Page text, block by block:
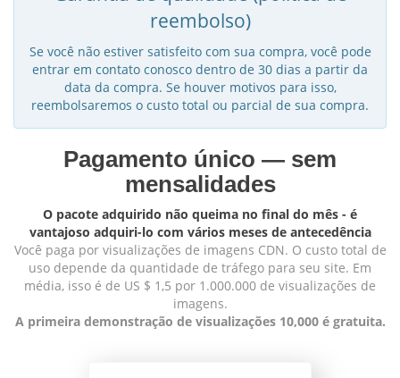
reembolso)
Se você não estiver satisfeito com sua compra, você pode
entrar em contato conosco dentro de 30 dias a partir da
data da compra. Se houver motivos para isso,
reembolsaremos o custo total ou parcial de sua compra.
Pagamento único — sem
mensalidades
O pacote adquirido não queima no final do mês - é
vantajoso adquiri-lo com vários meses de antecedência
Você paga por visualizações de imagens CDN. O custo total de
uso depende da quantidade de tráfego para seu site. Em
média, isso é de US $ 1,5 por 1.000.000 de visualizações de
imagens.
A primeira demonstração de visualizações 10,000 é gratuita.